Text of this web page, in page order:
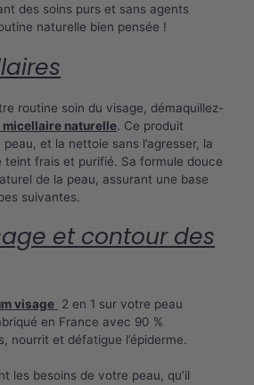
des soins purs et sans agents
naturelle bien pensée !
routine soin du visage, démaquillez-
micellaire naturelle. Ce produit
et la nettoie sans l’agresser, la
frais et purifié. Sa formule douce
de la peau, assurant une base
suivantes.
et contour des
visage 2 en 1 sur votre peau
en France avec 90 %
nourrit et défatigue l’épiderme.
les besoins de votre peau, qu’il